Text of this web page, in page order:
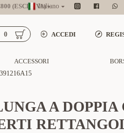
(ESCL. IVA)Italiano
ACCEDI
0
ACCESSORI
A DOPPIA